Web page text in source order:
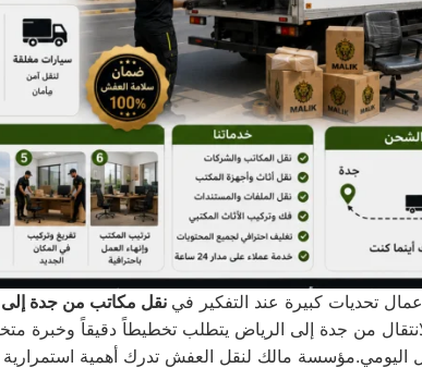
تحديات كبيرة عند التفكير في نقل مكاتب من جدة إلى
من جدة إلى الرياض يتطلب تخطيطاً دقيقاً
اليومي.مؤسسة مالك لنقل العفش تدرك أهمية